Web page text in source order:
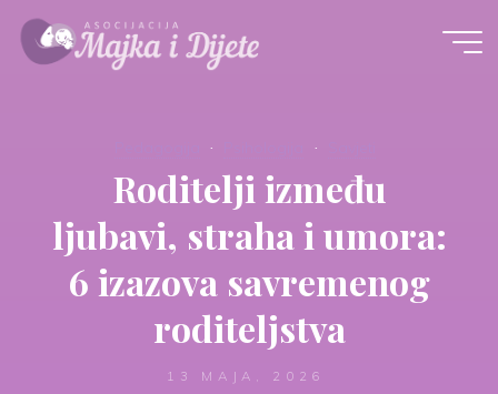
content
Roditelji između
ljubavi, straha i umora:
6 izazova savremenog
roditeljstva
13 MAJA, 2026